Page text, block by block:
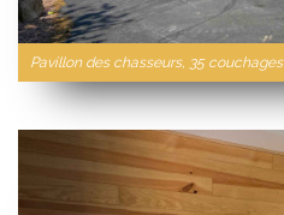
Pavillon des chasseurs, 35 couchages